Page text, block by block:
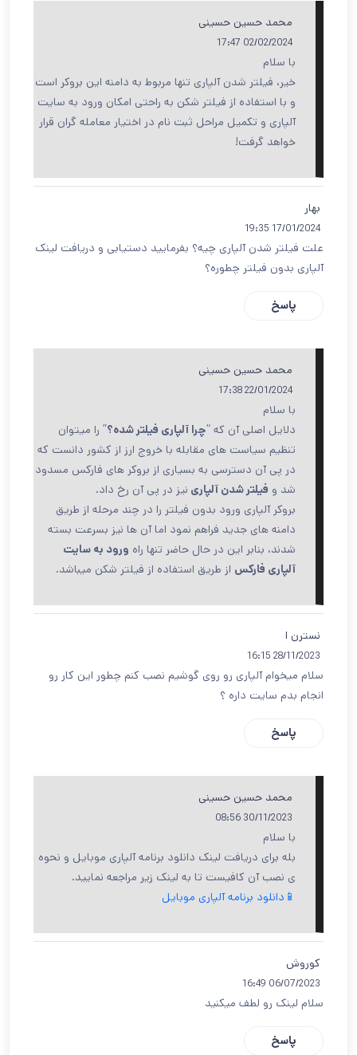
محمد حسین حسینی
02/02/2024 17:47
با سلام
خیر، فیلتر شدن آلپاری تنها مربوط به دامنه این بروکر است
و با استفاده از فیلتر شکن به راحتی امکان ورود به سایت
آلپاری و تکمیل مراحل ثبت نام در اختیار معامله گران قرار
خواهد گرفت!
بهار
17/01/2024 19:35
علت فیلتر شدن آلپاری چیه؟ بفرمایید دستیابی و دریافت لینک
آلپاری بدون فیلتر چطوره؟
پاسخ
محمد حسین حسینی
22/01/2024 17:38
با سلام
دلایل اصلی آن که “چرا آلپاری فیلتر شده؟” را میتوان
تنظیم سیاست های مقابله با خروج ارز از کشور دانست که
در پی آن دسترسی به بسیاری از بروکر های فارکس مسدود
شد و فیلتر شدن آلپاری نیز در پی آن رخ داد.
بروکر آلپاری ورود بدون فیلتر را در چند مرحله از طریق
دامنه های جدید فراهم نمود اما آن ها نیز بسرعت بسته
شدند، بنابر این در حال حاضر تنها راه ورود به سایت
آلپاری فارکس از طریق استفاده از فیلتر شکن میباشد.
نسترن ا
28/11/2023 16:15
سلام میخوام آلپاری رو روی گوشیم نصب کنم چطور این کار رو
انجام بدم سایت داره ؟
پاسخ
محمد حسین حسینی
30/11/2023 08:56
با سلام
بله برای دریافت لینک دانلود برنامه آلپاری موبایل و نحوه
ی نصب آن کافیست تا به لینک زیر مراجعه نمایید.
📱دانلود برنامه آلپاری موبایل
کوروش
06/07/2023 16:49
سلام لینک رو لطف میکنید
پاسخ